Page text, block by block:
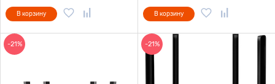
В корзину В корзину
-21% -21%